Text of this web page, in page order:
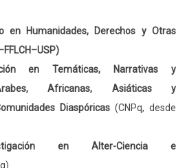
en Humanidades, Derechos y Otras
en Temáticas, Narrativas y
Árabes, Africanas, Asiáticas y
Diaspóricas (CNPq, desde
en Alter-Ciencia e